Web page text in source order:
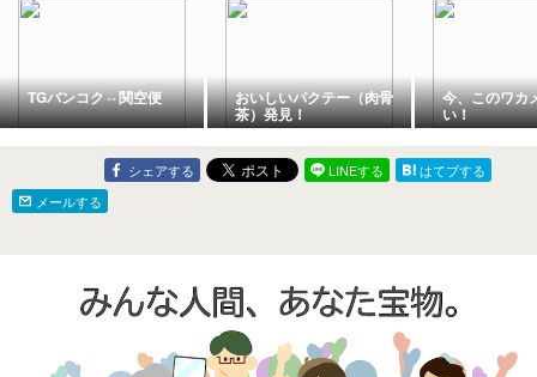
TGバンコク⇔関空便 おいしいパクテー（肉骨
茶）発見！
今、このワカ
い！
シェアする LINEする
はてブする
メールする